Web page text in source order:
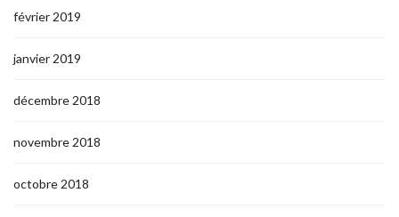
février 2019
janvier 2019
décembre 2018
novembre 2018
octobre 2018